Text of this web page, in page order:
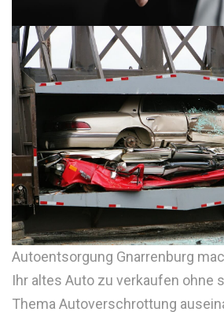
Autoentsorgung Gnarrenburg
Ihr altes Auto zu verkaufen ohne
Thema Autoverschrottung